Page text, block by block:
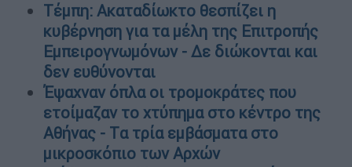
Τέμπη: Ακαταδίωκτο θεσπίζει η
κυβέρνηση για τα μέλη της Επιτροπής
Εμπειρογνωμόνων - Δε διώκονται και
δεν ευθύνονται
Έψαχναν όπλα οι τρομοκράτες που
ετοίμαζαν το χτύπημα στο κέντρο της
Αθήνας - Tα τρία εμβάσματα στο
μικροσκόπιο των Αρχών